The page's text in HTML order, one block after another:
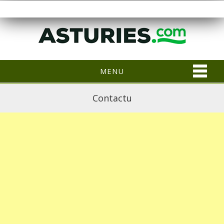
MENU
Contactu